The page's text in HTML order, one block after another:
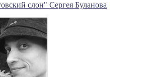
слон" Сергея Буланова